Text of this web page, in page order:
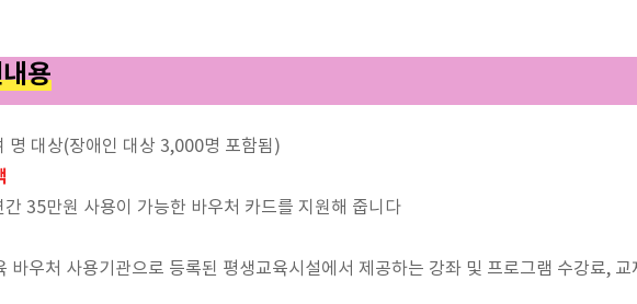
용
명 대상(장애인 대상 3,000명 포함됨)
간 35만원 사용이 가능한 바우처 카드를 지원해 줍니다
바우처 사용기관으로 등록된 평생교육시설에서 제공하는 강좌 및 프로그램 수강료, 교